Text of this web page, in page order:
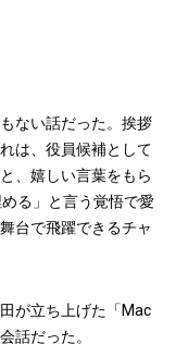
ない話だった。挨拶
は、役員候補として
、嬉しい言葉をもら
る」と言う覚悟で愛
台で飛躍できるチャ
が立ち上げた「Mac
話だった。